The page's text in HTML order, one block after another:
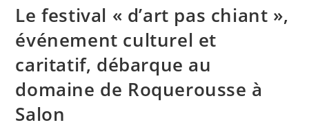
Le festival « d’art pas chiant »,
événement culturel et
caritatif, débarque au
domaine de Roquerousse à
Salon